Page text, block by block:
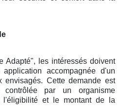
Adapté", les intéressés doivent
accompagnée d'un
envisagés. Cette demande est
contrôlée par un organisme
l'éligibilité et le montant de la